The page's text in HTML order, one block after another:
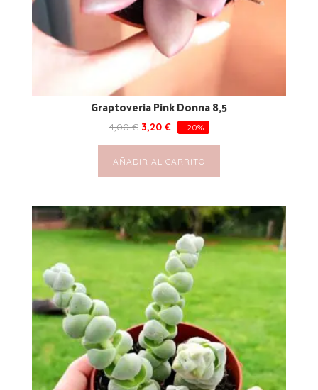
Graptoveria Pink Donna 8,5
4,00€ 3,20 € -20%
AÑADIR AL CARRITO